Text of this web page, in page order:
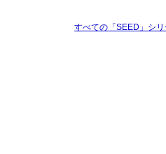
すべての「SEED」シ